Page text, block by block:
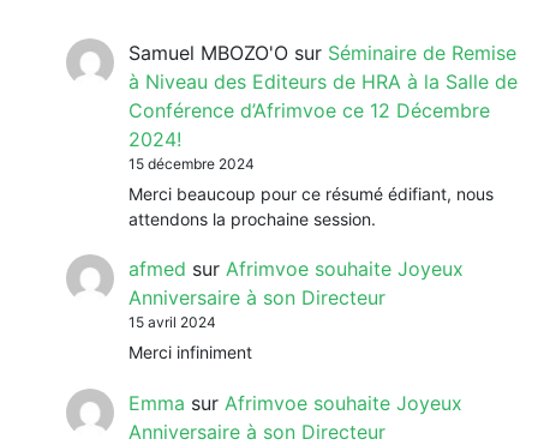
Samuel MBOZO'O sur Séminaire de Remise
à Niveau des Editeurs de HRA à la Salle de
Conférence d’Afrimvoe ce 12 Décembre
2024!
15 décembre 2024
Merci beaucoup pour ce résumé édifiant, nous
attendons la prochaine session.
afmed sur Afrimvoe souhaite Joyeux
Anniversaire à son Directeur
15 avril 2024
Merci infiniment
Emma sur Afrimvoe souhaite Joyeux
Anniversaire à son Directeur